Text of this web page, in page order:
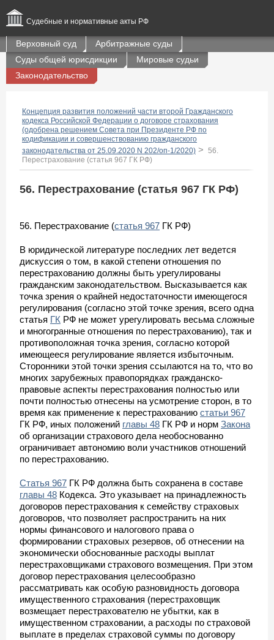
Судебные и нормативные акты РФ
Верховный суд
Арбитражные суды
Суды общей юрисдикции
Мировые судьи
Законодательство
Концепция развития положений части второй Гражданского
кодекса Российской Федерации о договоре страхования
(одобрена решением Совета при Президенте РФ по
кодификации и совершенствованию гражданского
законодательства от 25.09.2020 N 202/оп-1/2020) > 56.
Перестрахование (статья 967 ГК РФ)
56. Перестрахование (статья 967 ГК РФ)
56. Перестрахование (статья 967 ГК РФ)
В юридической литературе последних лет ведется
дискуссия о том, в какой степени отношения по
перестрахованию должны быть урегулированы
гражданским законодательством. Высказывается как
точка зрения о крайней недостаточности имеющегося
регулирования (согласно этой точке зрения, всего одна
статья ГК РФ не может урегулировать весьма сложные
и многогранные отношения по перестрахованию), так и
противоположная точка зрения, согласно которой
имеющееся регулирование является избыточным.
Сторонники этой точки зрения ссылаются на то, что во
многих зарубежных правопорядках гражданско-
правовые аспекты перестрахования полностью или
почти полностью отнесены на усмотрение сторон, в то
время как применение к перестрахованию статьи 967
ГК РФ, иных положений главы 48 ГК РФ и норм Закона
об организации страхового дела необоснованно
ограничивает автономию воли участников отношений
по перестрахованию.
Статья 967 ГК РФ должна быть сохранена в составе
главы 48 Кодекса. Это указывает на принадлежность
договоров перестрахования к семейству страховых
договоров, что позволяет распространить на них
нормы финансового и налогового права о
формировании страховых резервов, об отнесении на
экономически обоснованные расходы выплат
перестраховщиками страхового возмещения. При этом
договор перестрахования целесообразно
рассматривать как особую разновидность договора
имущественного страхования (перестраховщик
возмещает перестрахователю не убытки, как в
имущественном страховании, а расходы по страховой
выплате в пределах страховой суммы по договору